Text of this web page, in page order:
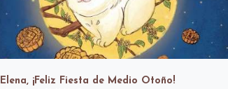
Elena, ¡Feliz Fiesta de Medio Otoño!